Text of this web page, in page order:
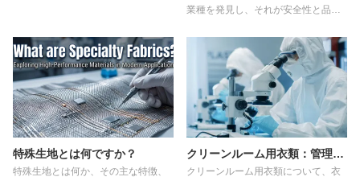
業種を発見し、それが安全性と品質
特殊生地とは何ですか？
特殊生地とは何か、その主な特徴、
クリーンルーム用衣類：管理された環境のための究極ガイド
クリーンルーム用衣類について、衣